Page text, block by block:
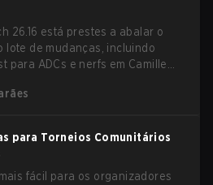
26.16 está prestes a abalar o
lote de mudanças, incluindo
para ADCs e nerfs em Camille
para Torneios Comunitários
fácil para os organizadores